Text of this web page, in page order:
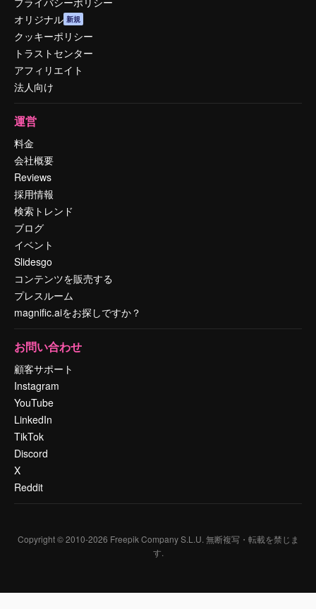
オリジナル 新規
クッキーポリシー
トラストセンター
アフィリエイト
法人向け
運営
料金
会社概要
Reviews
採用情報
検索トレンド
ブログ
イベント
Slidesgo
コンテンツを販売する
プレスルーム
magnific.aiをお探しですか？
お問い合わせ
顧客サポート
Instagram
YouTube
LinkedIn
TikTok
Discord
X
Reddit
Copyright © 2010-2026 Freepik Company S.L.U. 無断複写・転載を禁じま
す.